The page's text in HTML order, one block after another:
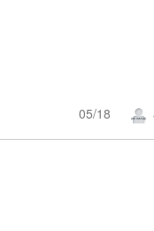
05/18